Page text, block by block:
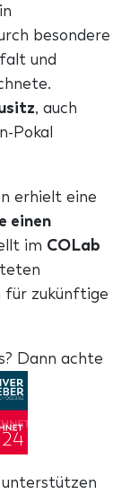
besondere
und
, auch
Pokal
erhielt eine
einen
im COLab
für zukünftige
Dann achte